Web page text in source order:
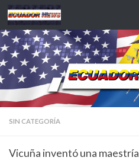
Saltar al contenido
SIN CATEGORÍA
Vicuña inventó una maestría